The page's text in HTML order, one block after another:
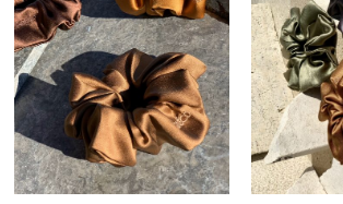
ДОБАВЯНЕ В
КОЛИЧКАТА